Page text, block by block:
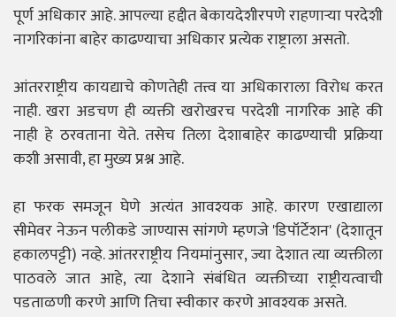
पूर्ण अधिकार आहे. आपल्या हद्दीत बेकायदेशीरपणे राहणाऱ्या परदेशी
नागरिकांना बाहेर काढण्याचा अधिकार प्रत्येक राष्ट्राला असतो.
आंतरराष्ट्रीय कायद्याचे कोणतेही तत्त्व या अधिकाराला विरोध करत
नाही. खरा अडचण ही व्यक्ती खरोखरच परदेशी नागरिक आहे की
नाही हे ठरवताना येते. तसेच तिला देशाबाहेर काढण्याची प्रक्रिया
कशी असावी, हा मुख्य प्रश्न आहे.
हा फरक समजून घेणे अत्यंत आवश्यक आहे. कारण एखाद्याला
सीमेवर नेऊन पलीकडे जाण्यास सांगणे म्हणजे 'डिपॉर्टेशन' (देशातून
हकालपट्टी) नव्हे. आंतरराष्ट्रीय नियमांनुसार, ज्या देशात त्या व्यक्तीला
पाठवले जात आहे, त्या देशाने संबंधित व्यक्तीच्या राष्ट्रीयत्वाची
पडताळणी करणे आणि तिचा स्वीकार करणे आवश्यक असते.